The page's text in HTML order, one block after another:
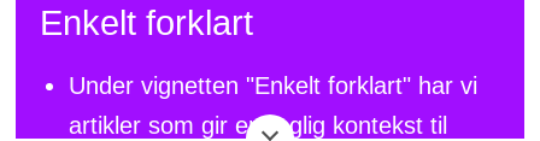
Enkelt forklart
Under vignetten "Enkelt forklart" har vi
artikler som gir en faglig kontekst til